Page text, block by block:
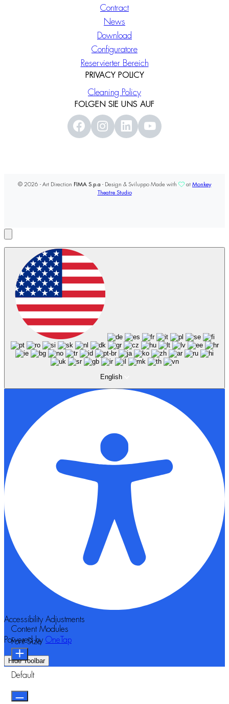
Contract
News
Download
Configuratore
Reservierter Bereich
PRIVACY POLICY
Cleaning Policy
FOLGEN SIE UNS AUF
© 2026 - Art Direction FIMA S.p.a - Design & Sviluppo Made with at Monkey
Theatre Studio
English
Accessibility Adjustments
Powered by OneTap
Hide Toolbar
Content Modules
Font Size
Default